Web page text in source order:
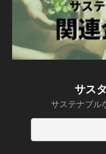
サス
サステナブル